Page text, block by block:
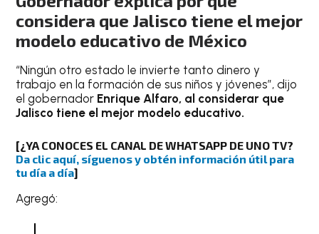
considera que Jalisco tiene el mejor
modelo educativo de México
“Ningún otro estado le invierte tanto dinero y
trabajo en la formación de sus niños y jóvenes”, dijo
el gobernador Enrique Alfaro, al considerar que
Jalisco tiene el mejor modelo educativo.
[¿YA CONOCES EL CANAL DE WHATSAPP DE UNO TV?
Da clic aquí, síguenos y obtén información útil para
tu día a día]
Agregó: